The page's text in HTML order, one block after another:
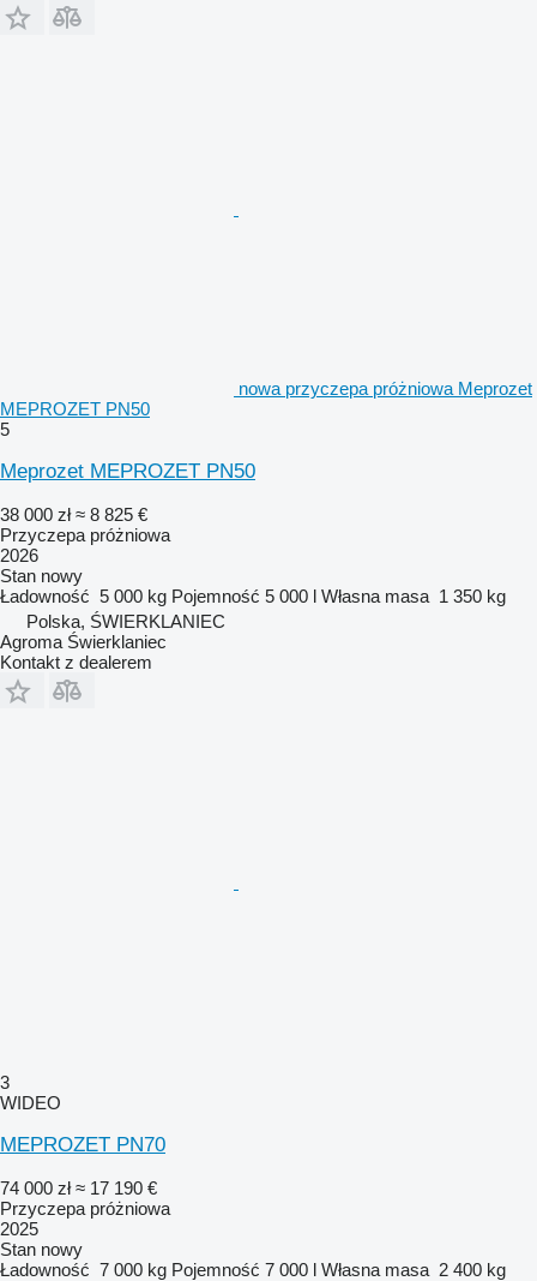
nowa przyczepa próżniowa Meprozet
MEPROZET PN50
5
Meprozet MEPROZET PN50
38 000 zł ≈ 8 825 €
Przyczepa próżniowa
2026
Stan nowy
Ładowność 5 000 kg Pojemność 5 000 l Własna masa 1 350 kg
Polska, ŚWIERKLANIEC
Agroma Świerklaniec
Kontakt z dealerem
3
WIDEO
MEPROZET PN70
74 000 zł ≈ 17 190 €
Przyczepa próżniowa
2025
Stan nowy
Ładowność 7 000 kg Pojemność 7 000 l Własna masa 2 400 kg